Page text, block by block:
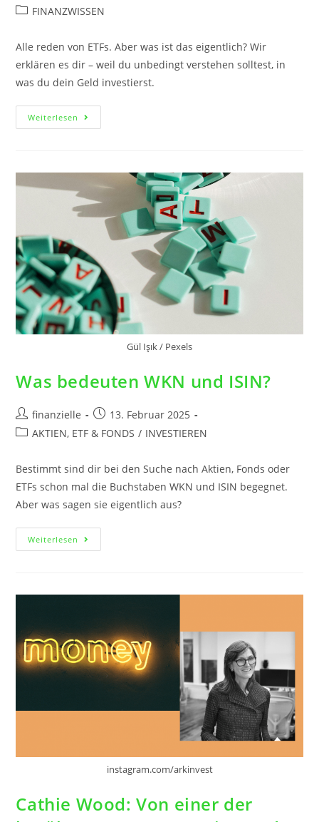
FINANZWISSEN
Alle reden von ETFs. Aber was ist das eigentlich? Wir
erklären es dir – weil du unbedingt verstehen solltest, in
was du dein Geld investierst.
Weiterlesen
Gül Işık / Pexels
Was bedeuten WKN und ISIN?
finanzielle
13. Februar 2025
AKTIEN, ETF & FONDS / INVESTIEREN
Bestimmt sind dir bei den Suche nach Aktien, Fonds oder
ETFs schon mal die Buchstaben WKN und ISIN begegnet.
Aber was sagen sie eigentlich aus?
Weiterlesen
instagram.com/arkinvest
Cathie Wood: Von einer der